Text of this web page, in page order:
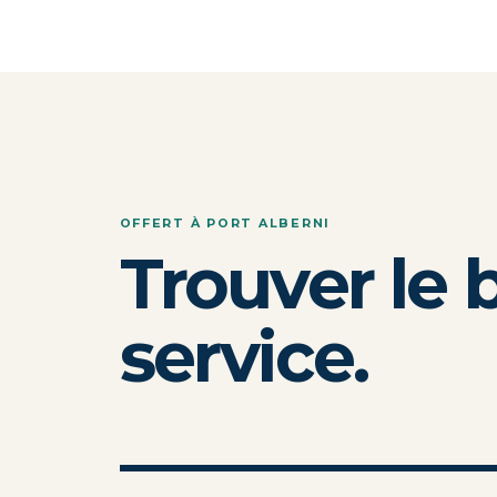
OFFERT À PORT ALBERNI
Trouver le
service.